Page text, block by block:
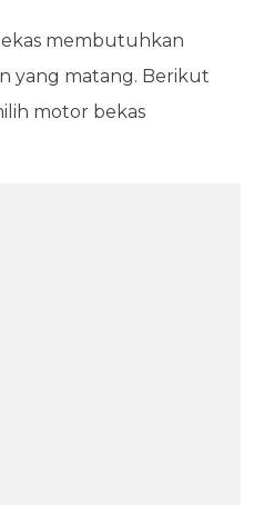
membutuhkan
yang matang. Berikut
motor bekas